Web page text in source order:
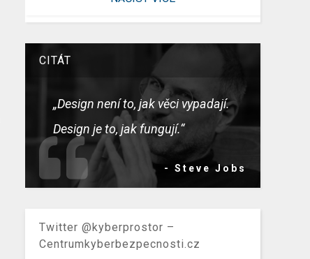
CITÁT
„Design není to, jak věci vypadají.
Design je to, jak fungují.“
- Steve Jobs
Twitter @kyberprostor –
Centrumkyberbezpecnosti.cz